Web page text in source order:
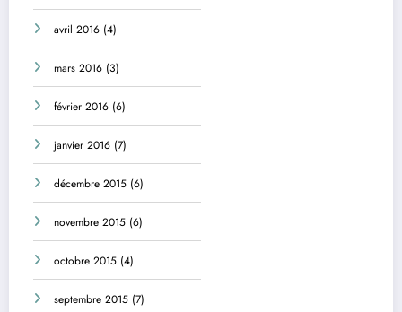
avril 2016 (4)
mars 2016 (3)
février 2016 (6)
janvier 2016 (7)
décembre 2015 (6)
novembre 2015 (6)
octobre 2015 (4)
septembre 2015 (7)